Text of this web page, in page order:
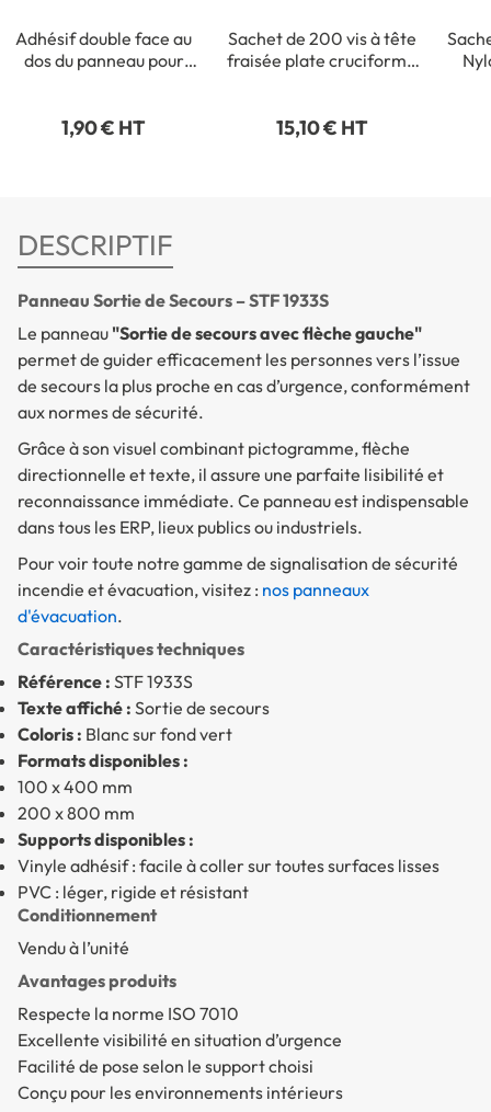
Adhésif double face au
dos du panneau pour
1,90 € HT
Sachet de 200 vis à tête
fraisée plate cruciforme
15,10 € HT
DESCRIPTIF
Panneau Sortie de Secours – STF 1933S
Le panneau "Sortie de secours avec flèche gauche"
permet de guider efficacement les personnes vers l’issue
de secours la plus proche en cas d’urgence, conformément
aux normes de sécurité.
Grâce à son visuel combinant pictogramme, flèche
directionnelle et texte, il assure une parfaite lisibilité et
reconnaissance immédiate. Ce panneau est indispensable
dans tous les ERP, lieux publics ou industriels.
Pour voir toute notre gamme de signalisation de sécurité
incendie et évacuation, visitez : nos panneaux
d'évacuation.
Caractéristiques techniques
Référence : STF 1933S
Texte affiché : Sortie de secours
Coloris : Blanc sur fond vert
Formats disponibles :
100 x 400 mm
200 x 800 mm
Supports disponibles :
Vinyle adhésif : facile à coller sur toutes surfaces lisses
PVC : léger, rigide et résistant
Conditionnement
Vendu à l’unité
Avantages produits
Respecte la norme ISO 7010
Excellente visibilité en situation d’urgence
Facilité de pose selon le support choisi
Conçu pour les environnements intérieurs